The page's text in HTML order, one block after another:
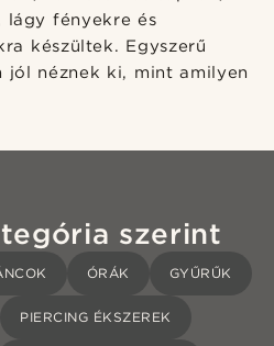
lágy fényekre és
készültek. Egyszerű
jól néznek ki, mint amilyen
szerint
ÓRÁK GYŰRŰK
PIERCING ÉKSZEREK